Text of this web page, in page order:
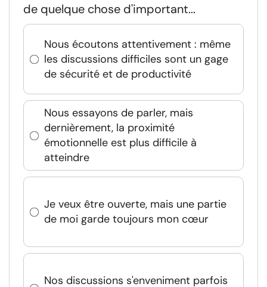
de quelque chose d'important...
Nous écoutons attentivement : même
les discussions difficiles sont un gage
de sécurité et de productivité
Nous essayons de parler, mais
dernièrement, la proximité
émotionnelle est plus difficile à
atteindre
Je veux être ouverte, mais une partie
de moi garde toujours mon cœur
Nos discussions s'enveniment parfois